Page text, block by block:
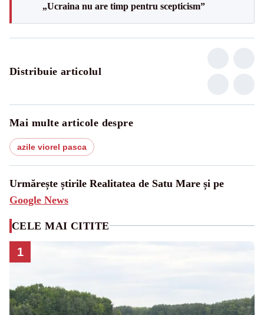
„Ucraina nu are timp pentru scepticism”
Distribuie articolul
Mai multe articole despre
azile viorel pasca
Urmărește știrile Realitatea de Satu Mare și pe
Google News
CELE MAI CITITE
1